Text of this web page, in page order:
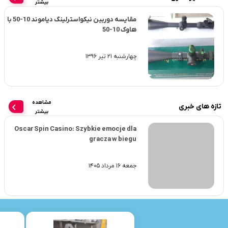
بیشتر
مقایسه دوربین نیکواسترلینگ دیاموند 10-50 با
هاوک 10-50
چهارشنبه 21 تیر 1396
تازه های خبری
مشاهده
بیشتر
Oscar Spin Casino: Szybkie emocje dla
gracza w biegu
جمعه 16 مرداد 1405